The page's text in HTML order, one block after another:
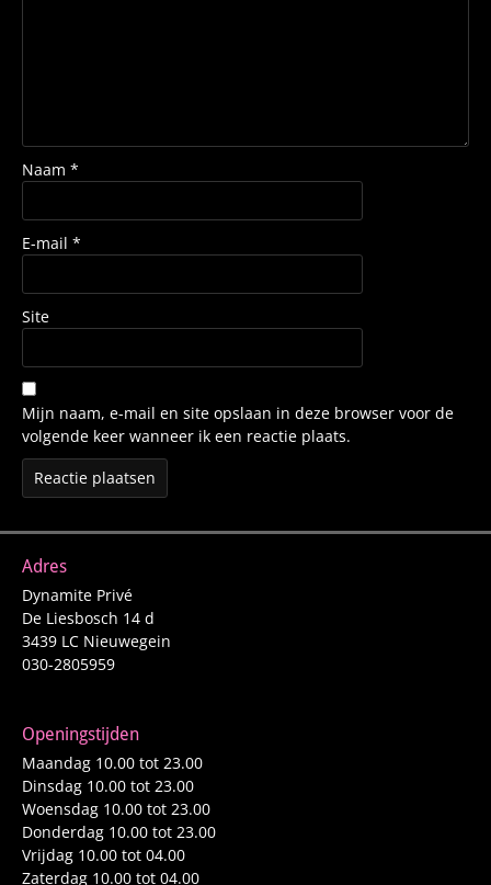
Naam *
E-mail *
Site
Mijn naam, e-mail en site opslaan in deze browser voor de
volgende keer wanneer ik een reactie plaats.
Adres
Dynamite Privé
De Liesbosch 14 d
3439 LC Nieuwegein
030-2805959
Openingstijden
Maandag 10.00 tot 23.00
Dinsdag 10.00 tot 23.00
Woensdag 10.00 tot 23.00
Donderdag 10.00 tot 23.00
Vrijdag 10.00 tot 04.00
Zaterdag 10.00 tot 04.00